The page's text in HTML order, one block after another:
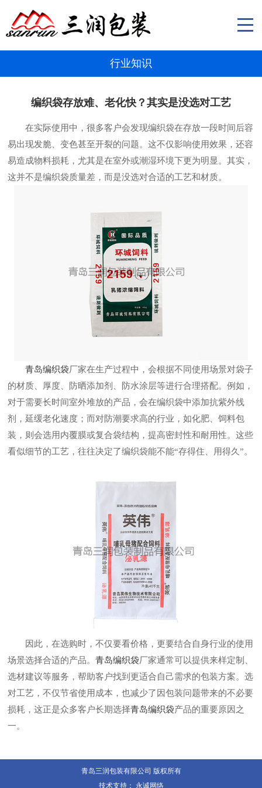
行业知识
编织袋存放难、老化快？其实是没选对工艺
在实际使用中，很多客户会发现编织袋在存放一段时间后容
易出现发脆、变色甚至开裂的问题。这不仅影响使用效果，还容
易造成物料损耗，尤其是在室外或潮湿环境下更为明显。其实，
这并不是编织袋质量差，而是没选对合适的工艺和材质。
青岛编织袋厂家在生产过程中，会根据不同使用场景对袋子
的材质、厚度、防晒添加剂、防水涂层等进行合理搭配。例如，
对于需要长时间室外堆放的产品，会在编织袋中添加抗紫外线
剂，延缓老化速度；而对防潮要求高的行业，如化肥、饲料包
装，则会选用内覆膜或复合袋结构，提高密封性和耐用性。这些
看似细节的工艺，往往决定了编织袋能不能“存得住、用得久”。
因此，在选购时，不仅要看价格，更要结合自身行业的使用
场景选择合适的产品。青岛编织袋厂家通常可以提供来样定制、
选材建议等服务，帮助客户找到更适合自己需求的包装方案。选
对工艺，不仅节省使用成本，也减少了因包装问题带来的不必要
损耗，这正是众多客户长期选择青岛编织袋产品的重要原因之
一。
青岛三润包装有限公司 版权所有
技术支持： 永诚网络